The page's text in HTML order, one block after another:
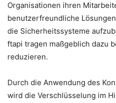
Organisationen ihren
benutzerfreundliche
die Sicherheitssysteme
ftapi tragen maßgeblich dazu
reduzieren.
Durch die Anwendung des
wird die Verschlüsselung im